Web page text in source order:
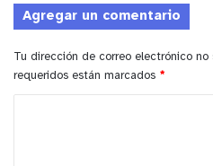
Agregar un comentario
Tu dirección de correo electrónico no
requeridos están marcados *